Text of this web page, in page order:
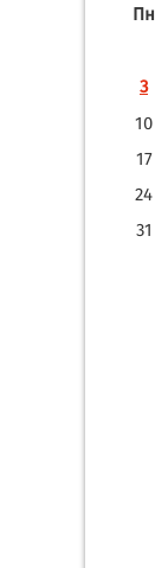
Пн
3
10
17
24
31